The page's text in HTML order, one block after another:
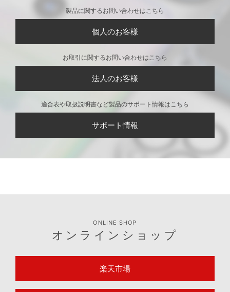
製品に関するお問い合わせはこちら
個人のお客様
お取引に関するお問い合わせはこちら
法人のお客様
適合表や取扱説明書など製品のサポート情報はこちら
サポート情報
ONLINE SHOP
オンラインショップ
楽天市場